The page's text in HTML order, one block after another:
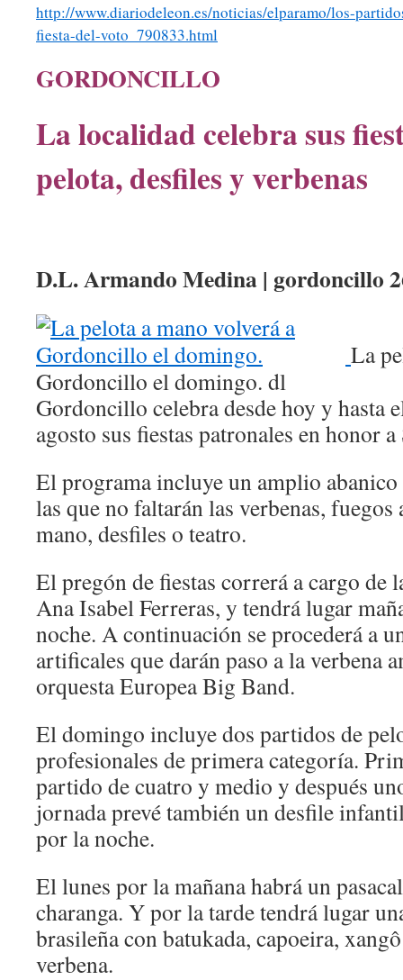
http://www.diariodeleon.es/noticias/elparamo/los-
fiesta-del-voto_790833.html
GORDONCILLO
La localidad celebra sus
pelota, desfiles y verbenas
D.L. Armando Medina | gordoncillo
La
Gordoncillo el domingo. dl
Gordoncillo celebra desde hoy y hasta
agosto sus fiestas patronales en honor
El programa incluye un amplio abanico
las que no faltarán las verbenas,
mano, desfiles o teatro.
El pregón de fiestas correrá a cargo de
Ana Isabel Ferreras, y tendrá lugar
noche. A continuación se procederá a
artificales que darán paso a la verbena
orquesta Europea Big Band.
El domingo incluye dos partidos de
profesionales de primera categoría.
partido de cuatro y medio y después
jornada prevé también un desfile
por la noche.
El lunes por la mañana habrá un
charanga. Y por la tarde tendrá lugar
brasileña con batukada, capoeira,
verbena.